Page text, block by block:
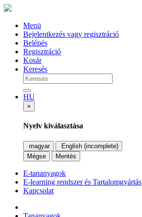
Menü
Bejelentkezés vagy regisztráció
Belépés
Regisztráció
Kosár
Keresés
HU
×
Nyelv kiválasztása
magyar
English (incomplete)
Mégse
Mentés
E-tananyagok
E-learning rendszer és Tartalomgyártás
Kapcsolat